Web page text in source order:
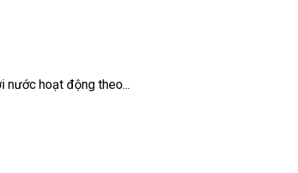
nước hoạt động theo...